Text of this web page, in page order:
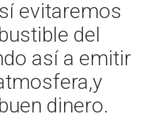
evitaremos
del
así a emitir
dinero.